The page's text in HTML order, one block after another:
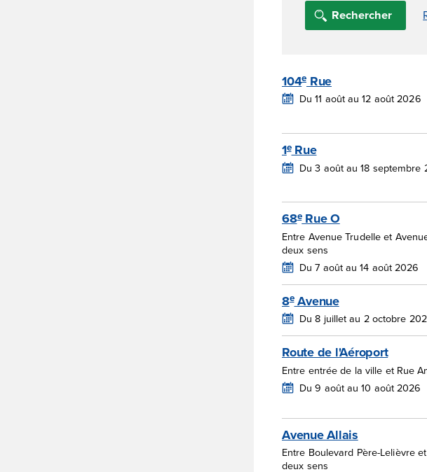
104e Rue
Du 11 août au 12 août 2026
1eRue
Du 3 août au 18 septembre
68eRue O
Entre Avenue Trudelle et
deux sens
Du 7 août au 14 août 2026
8eAvenue
Du 8 juillet au 2 octobre
Route de l'Aéroport
Entre entrée de la ville et Rue
Du 9 août au 10 août 2026
Avenue Allais
Entre Boulevard Père-Lelièvre
deux sens